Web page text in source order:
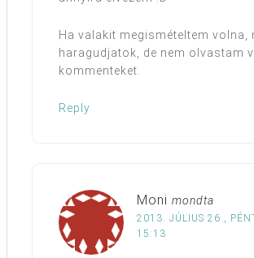
Ha valakit megismételtem volna,
haragudjatok, de nem olvastam
kommenteket.
Reply
Moni mondta
2013. JÚLIUS 26.,
15:13